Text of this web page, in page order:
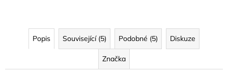
Popis Související (5) Podobné (5) Diskuze
Značka